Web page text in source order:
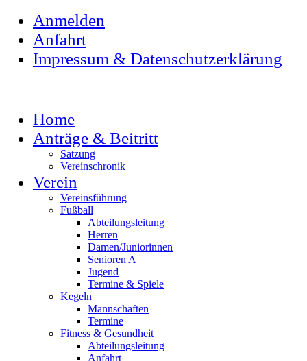
Anmelden
Anfahrt
Impressum & Datenschutzerklärung
Home
Anträge & Beitritt
Satzung
Vereinschronik
Verein
Vereinsführung
Fußball
Abteilungsleitung
Herren
Damen/Juniorinnen
Senioren A
Jugend
Termine & Spiele
Kegeln
Mannschaften
Termine
Fitness & Gesundheit
Abteilungsleitung
Anfahrt